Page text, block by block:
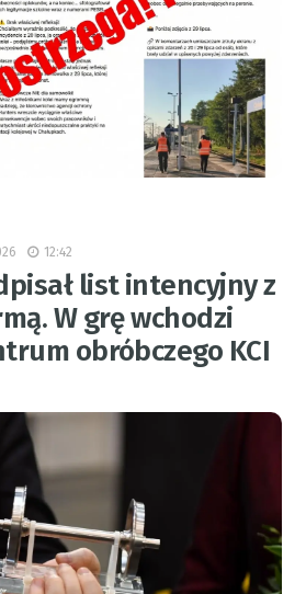
12:42
list intencyjny z
W grę wchodzi
obróbczego KCI